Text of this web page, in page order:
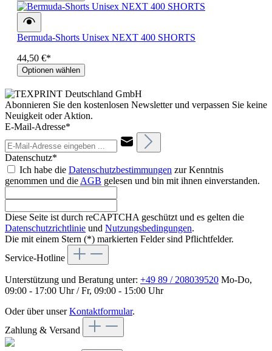
Bermuda-Shorts Unisex NEXT 400 SHORTS
44,50 €*
Optionen wählen
Abonnieren Sie den kostenlosen Newsletter und verpassen Sie keine
Neuigkeit oder Aktion.
E-Mail-Adresse*
Datenschutz*
Ich habe die Datenschutzbestimmungen zur Kenntnis
genommen und die AGB gelesen und bin mit ihnen einverstanden.
Diese Seite ist durch reCAPTCHA geschützt und es gelten die
Datenschutzrichtlinie und Nutzungsbedingungen.
Die mit einem Stern (*) markierten Felder sind Pflichtfelder.
Service-Hotline
Unterstützung und Beratung unter: +49 89 / 208039520 Mo-Do,
09:00 - 17:00 Uhr / Fr, 09:00 - 15:00 Uhr
Oder über unserKontaktformular.
Zahlung & Versand